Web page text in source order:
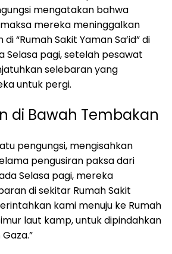
mengatakan bahwa
mereka meninggalkan
“Rumah Sakit Yaman Sa’id” di
Selasa pagi, setelah pesawat
selebaran yang
untuk pergi.
di Bawah Tembakan
pengungsi, mengisahkan
pengusiran paksa dari
Selasa pagi, mereka
di sekitar Rumah Sakit
kami menuju ke Rumah
laut kamp, untuk dipindahkan